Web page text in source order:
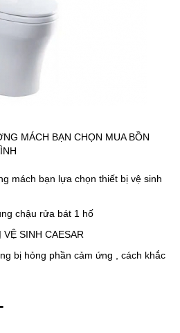
MÁCH BẠN CHỌN MUA BỒN
mách bạn lựa chọn thiết bị vệ sinh
chậu rửa bát 1 hố
SINH CAESAR
bị hỏng phần cảm ứng , cách khắc